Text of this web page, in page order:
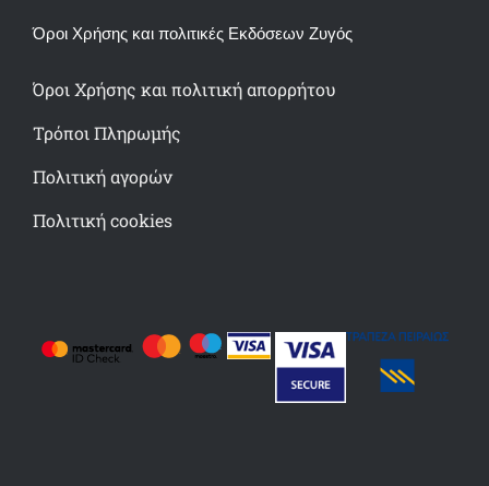
Όροι Χρήσης και πολιτικές Εκδόσεων Ζυγός
Όροι Χρήσης και πολιτική απορρήτου
Τρόποι Πληρωμής
Πολιτική αγορών
Πολιτική cookies